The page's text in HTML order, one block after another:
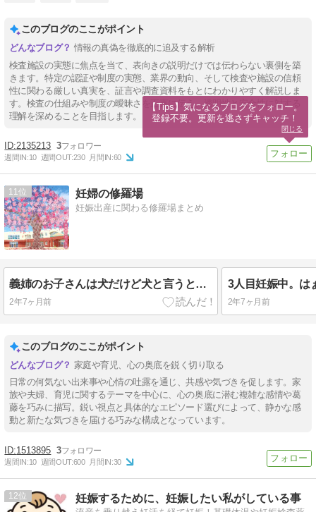
このブログのここがポイント
情報の真偽を徹底的に追及する解析
検査施設の実態に焦点を当て、表向きの説明だけでは伝わらない裏側を築
きます。特定の認証や制度の実態、業界の動向、そして検査や施設の信頼
性に関わる厳しい真実を、証言や調査資料をもとにわかりやすく解説しま
す。検査の仕組みや制度の曖昧さを正直に伝え、透明性と安全性に対する
理解を深めることを目指します。
2135213 3
週間IN:10 週間OUT:230 月間IN:60
11 妊婦の修羅場
妊娠出産に関わる修羅場まとめ
義姉のお子さんは犬だけど犬と言うと精神が不安定になる
2年7ヶ月前 2年7ヶ月前
このブログのここがポイント
家庭や育児、心の奥底を鋭く切り取る
日常の何気ない出来事や心情の吐露を通じ、共感や気づきを促します。家
族や夫婦、育児に関するテーマを中心に、心の奥底に潜む複雑な感情や葛
藤を巧みに描写。鋭い視点と具体的なエピソード選びによって、静かな感
動と新たな気づきを届ける巧みな構成となっています。
1513895 3
週間IN:10 週間OUT:600 月間IN:30
12 妊娠するために、妊娠したい私がしている事
【Tips】気になるブログをフォロー。
登録不要。更新を逃さずキャッチ！
閉じる